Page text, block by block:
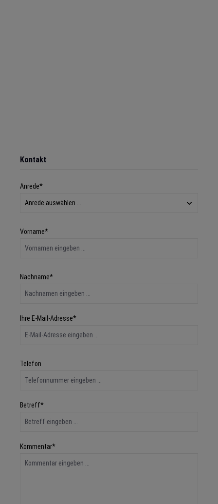
Kontakt
Anrede*
Vorname*
Nachname*
Ihre E-Mail-Adresse*
Telefon
Betreff*
Kommentar*